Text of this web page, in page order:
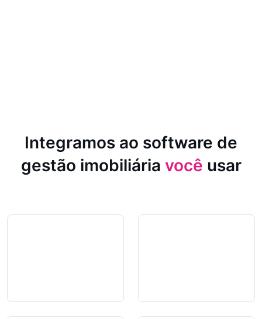
Integramos ao software de
gestão imobiliária você usar